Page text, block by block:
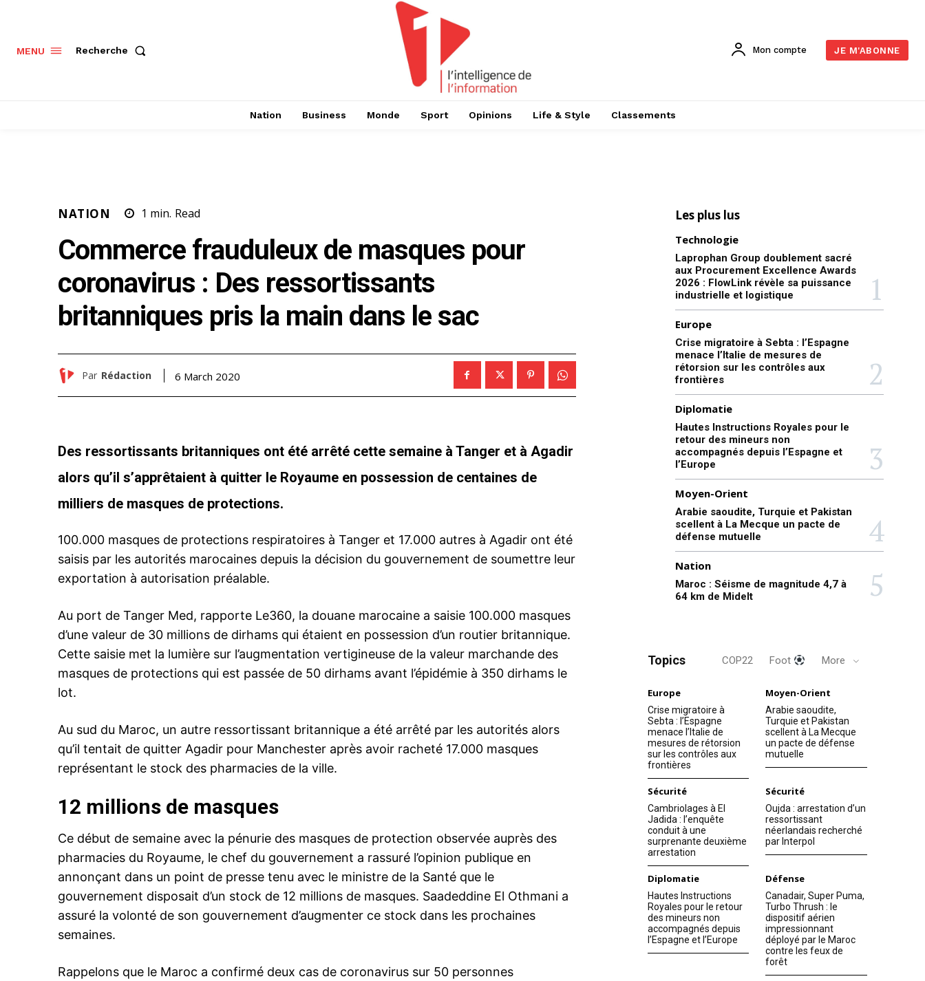
MENU Recherche Mon compte JE M'ABONNE
Nation Business Monde Sport Opinions Life & Style Classements
NATION 1 min. Read
Commerce frauduleux de masques pour
coronavirus : Des ressortissants
britanniques pris la main dans le sac
Par Rédaction 6 March 2020
Des ressortissants britanniques ont été arrêté cette semaine à Tanger et à Agadir
alors qu’il s’apprêtaient à quitter le Royaume en possession de centaines de
milliers de masques de protections.
100.000 masques de protections respiratoires à Tanger et 17.000 autres à Agadir ont été
saisis par les autorités marocaines depuis la décision du gouvernement de soumettre leur
exportation à autorisation préalable.
Au port de Tanger Med, rapporte Le360, la douane marocaine a saisie 100.000 masques
d’une valeur de 30 millions de dirhams qui étaient en possession d’un routier britannique.
Cette saisie met la lumière sur l’augmentation vertigineuse de la valeur marchande des
masques de protections qui est passée de 50 dirhams avant l’épidémie à 350 dirhams le
lot.
Au sud du Maroc, un autre ressortissant britannique a été arrêté par les autorités alors
qu’il tentait de quitter Agadir pour Manchester après avoir racheté 17.000 masques
représentant le stock des pharmacies de la ville.
12 millions de masques
Ce début de semaine avec la pénurie des masques de protection observée auprès des
pharmacies du Royaume, le chef du gouvernement a rassuré l’opinion publique en
annonçant dans un point de presse tenu avec le ministre de la Santé que le
gouvernement disposait d’un stock de 12 millions de masques. Saadeddine El Othmani a
assuré la volonté de son gouvernement d’augmenter ce stock dans les prochaines
semaines.
Rappelons que le Maroc a confirmé deux cas de coronavirus sur 50 personnes
Les plus lus
Technologie
Laprophan Group doublement sacré
aux Procurement Excellence Awards
2026 : FlowLink révèle sa puissance
industrielle et logistique
Europe
Crise migratoire à Sebta : l’Espagne
menace l’Italie de mesures de
rétorsion sur les contrôles aux
frontières
Diplomatie
Hautes Instructions Royales pour le
retour des mineurs non
accompagnés depuis l’Espagne et
l’Europe
Moyen-Orient
Arabie saoudite, Turquie et Pakistan
scellent à La Mecque un pacte de
défense mutuelle
Nation
Maroc : Séisme de magnitude 4,7 à
64 km de Midelt
Topics COP22 Foot More
Europe
Crise migratoire à
Sebta : l’Espagne
menace l’Italie de
mesures de rétorsion
sur les contrôles aux
frontières
Moyen-Orient
Arabie saoudite,
Turquie et Pakistan
scellent à La Mecque
un pacte de défense
mutuelle
Sécurité
Cambriolages à El
Jadida : l’enquête
conduit à une
surprenante deuxième
arrestation
Sécurité
Oujda : arrestation d’un
ressortissant
néerlandais recherché
par Interpol
Diplomatie
Hautes Instructions
Royales pour le retour
des mineurs non
accompagnés depuis
l’Espagne et l’Europe
Défense
Canadair, Super Puma,
Turbo Thrush : le
dispositif aérien
impressionnant
déployé par le Maroc
contre les feux de
forêt